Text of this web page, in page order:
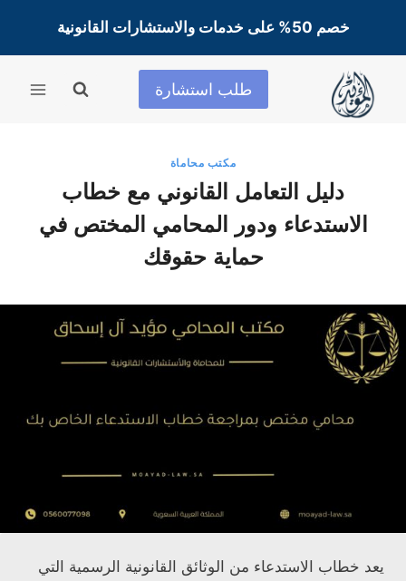
المحتوى
خصم 50% على خدمات والاستشارات القانونية
طلب استشارة
مكتب محاماة
دليل التعامل القانوني مع خطاب
الاستدعاء ودور المحامي المختص في
حماية حقوقك
يعد خطاب الاستدعاء من الوثائق القانونية الرسمية التي